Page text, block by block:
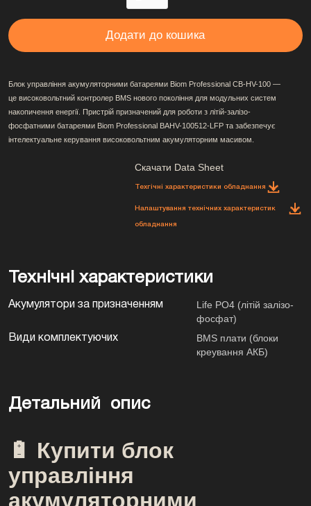
Блок управління акумуляторними батареями Biom Professional CB-HV-100 —
це високовольтний контролер BMS нового покоління для модульних систем
накопичення енергії. Пристрій призначений для роботи з літій-залізо-
фосфатними батареями Biom Professional BAHV-100512-LFP та забезпечує
інтелектуальне керування високовольтним акумуляторним масивом.
Скачати Data Sheet
Техгічні характеристики обладнання
Налаштування технічних характеристик
обладнання
Технічні характеристики
Акумулятори за призначенням
Life PO4 (літій залізо-
фосфат)
Види комплектуючих
BMS плати (блоки
креування АКБ)
Детальний опис
🔋 Купити блок
управління
акумуляторними